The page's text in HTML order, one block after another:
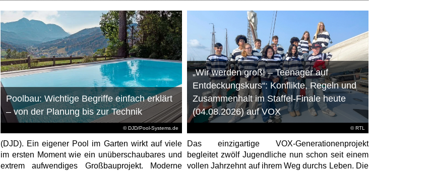
© DJD/Pool-Systems.de
Poolbau: Wichtige Begriffe einfach erklärt
– von der Planung bis zur Technik
(DJD). Ein eigener Pool im Garten wirkt auf viele
im ersten Moment wie ein unüberschaubares und
extrem aufwendiges Großbauprojekt. Moderne
© RTL
„Wir werden groß! – Teenager auf
Entdeckungskurs“: Konflikte, Regeln und
Zusammenhalt im Staffel-Finale heute
(04.08.2026) auf VOX
Das einzigartige VOX-Generationenprojekt
begleitet zwölf Jugendliche nun schon seit einem
vollen Jahrzehnt auf ihrem Weg durchs Leben. Die